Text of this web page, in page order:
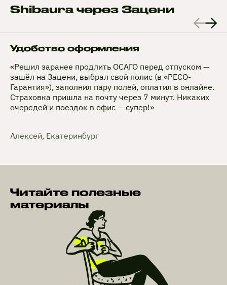
Shibaura через Зацени
Удобство оформления
«Решил заранее продлить ОСАГО перед отпуском —
зашёл на Зацени, выбрал свой полис (в «РЕСО-
Гарантия»), заполнил пару полей, оплатил в онлайне.
Страховка пришла на почту через 7 минут. Никаких
очередей и поездок в офис — супер!»
Алексей, Екатеринбург
Читайте полезные
материалы